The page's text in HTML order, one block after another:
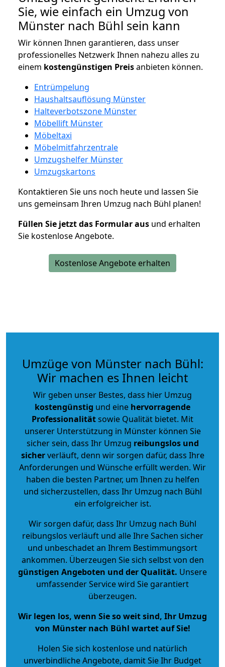
Sie, wie einfach ein Umzug von
Münster nach Bühl sein kann
Wir können Ihnen garantieren, dass unser
professionelles Netzwerk Ihnen nahezu alles zu
einem kostengünstigen Preisanbieten können.
Entrümpelung
Haushaltsauflösung Münster
Halteverbotszone Münster
Möbellift Münster
Möbeltaxi
Möbelmitfahrzentrale
Umzugshelfer Münster
Umzugskartons
Kontaktieren Sie uns noch heute und lassen Sie
uns gemeinsam Ihren Umzug nach Bühl planen!
Füllen Sie jetzt das Formular aus und erhalten
Sie kostenlose Angebote.
Kostenlose Angebote erhalten
Umzüge von Münster nach Bühl:
Wir machen es Ihnen leicht
Wir geben unser Bestes, dass hier Umzug
kostengünstig und eine hervorragende
Professionalitätsowie Qualität bietet. Mit
unserer Unterstützung in Münster können Sie
sicher sein, dass Ihr Umzug reibungslos und
sicherverläuft, denn wir sorgen dafür, dass Ihre
Anforderungen und Wünsche erfüllt werden. Wir
haben die besten Partner, um Ihnen zu helfen
und sicherzustellen, dass Ihr Umzug nach Bühl
ein erfolgreicher ist.
Wir sorgen dafür, dass Ihr Umzug nach Bühl
reibungslos verläuft und alle Ihre Sachen sicher
und unbeschadet an Ihrem Bestimmungsort
ankommen. Überzeugen Sie sich selbst von den
günstigen Angeboten und der Qualität. Unsere
umfassender Service wird Sie garantiert
überzeugen.
Wir legen los, wenn Sie so weit sind, Ihr Umzug
von Münster nach Bühl wartet auf Sie!
Holen Sie sich kostenlose und natürlich
unverbindliche Angebote, damit Sie Ihr Budget